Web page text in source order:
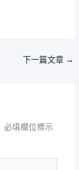
下一篇文章 →
必填欄位標示